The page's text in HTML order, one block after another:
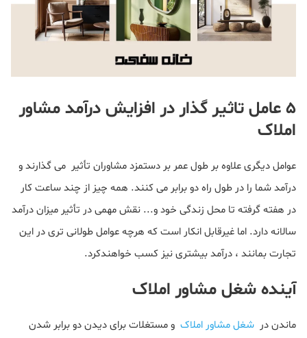
۵ عامل تاثیر گذار در افزایش درآمد مشاور
املاک
عوامل دیگری علاوه بر طول عمر بر دستمزد مشاوران تأثیر می گذارند و
درآمد شما را در طول راه دو برابر می کنند. همه چیز از چند ساعت کار
در هفته گرفته تا محل زندگی خود و... نقش مهمی در تأثیر میزان درآمد
سالانه دارد. اما غیرقابل انکار است که هرچه عوامل طولانی تری در این
تجارت بمانند ، درآمد بیشتری نیز کسب خواهندکرد.
آینده شغل مشاور املاک
ماندن در شغل مشاور املاک و مستغلات برای دیدن دو برابر شدن